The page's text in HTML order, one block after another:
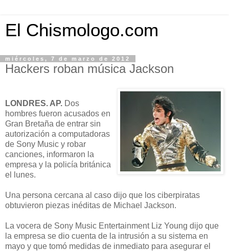
El Chismologo.com
miércoles, 7 de marzo de 2012
Hackers roban música Jackson
LONDRES. AP. Dos
hombres fueron acusados en
Gran Bretaña de entrar sin
autorización a computadoras
de Sony Music y robar
canciones, informaron la
empresa y la policía británica
el lunes.
Una persona cercana al caso dijo que los ciberpiratas
obtuvieron piezas inéditas de Michael Jackson.
La vocera de Sony Music Entertainment Liz Young dijo que
la empresa se dio cuenta de la intrusión a su sistema en
mayo y que tomó medidas de inmediato para asegurar el